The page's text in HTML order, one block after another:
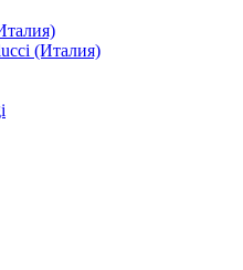
(Италия)